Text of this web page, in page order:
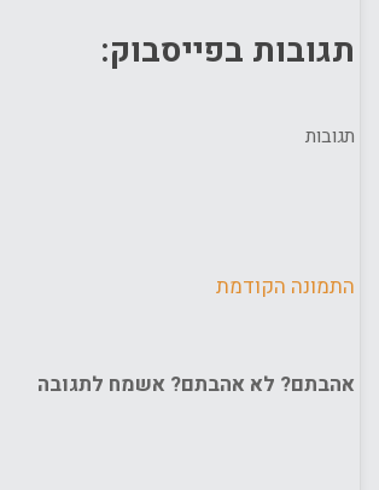
תגובות בפייסבוק:
תגובות
התמונה הקודמת
אהבתם? לא אהבתם? אשמח לתגובה